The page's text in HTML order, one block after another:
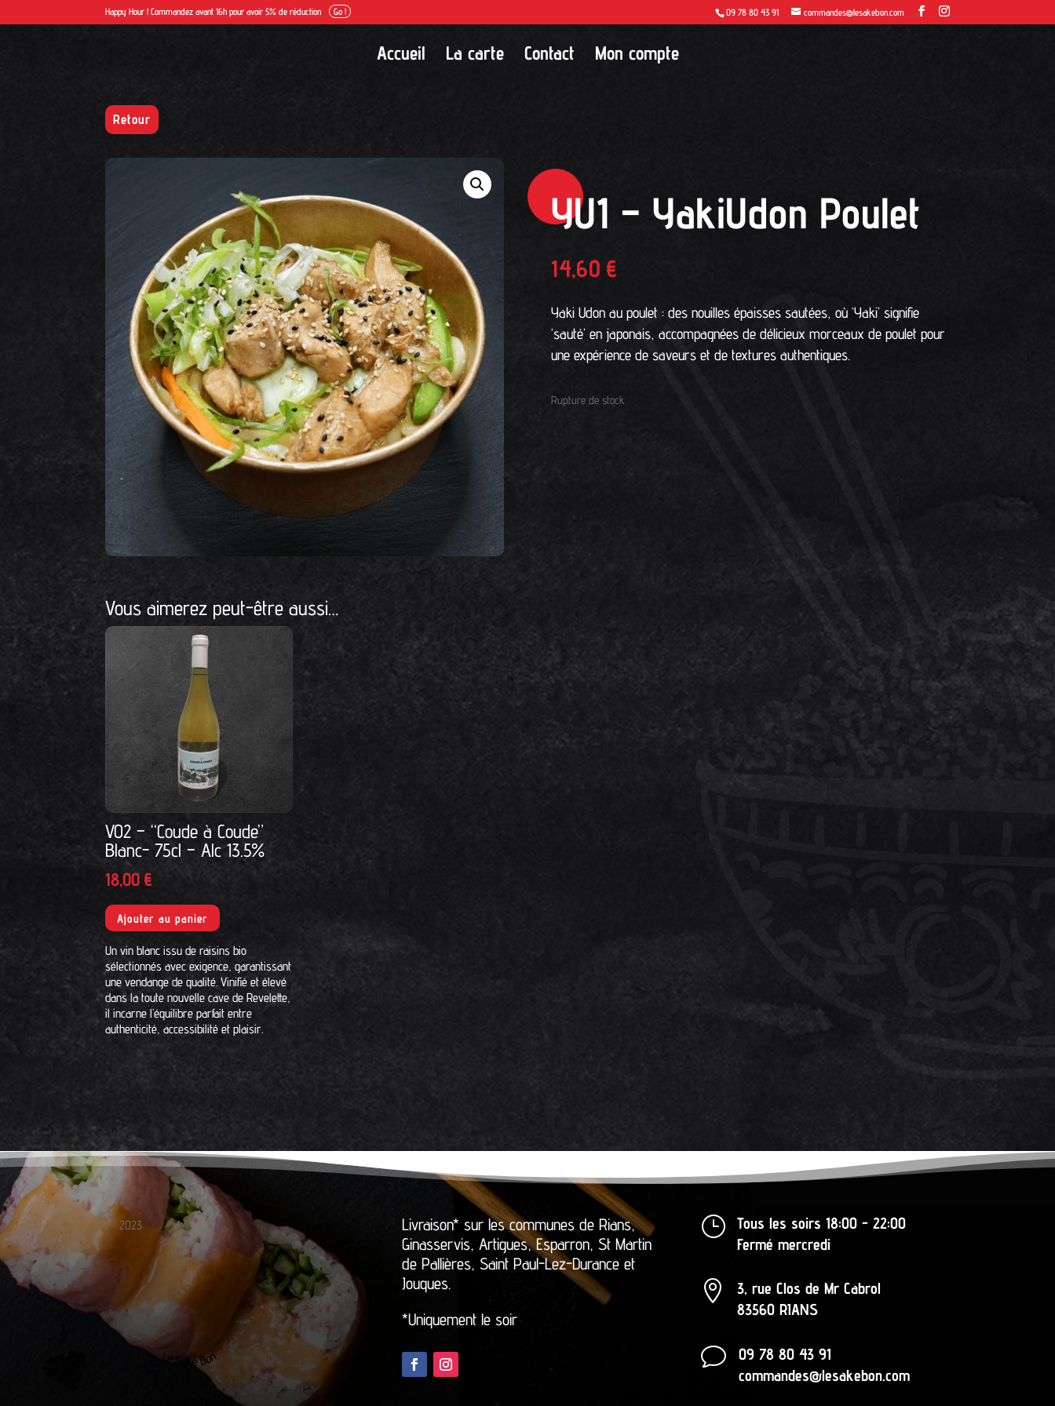
Happy Hour ! Commandez avant 16h pour avoir 5% de réduction Go ! 09 78 80 43 91 commandes@lesakebon.com
Accueil La carte Contact Mon compte
Retour
YU1 – YakiUdon Poulet
14,60 €
Yaki Udon au poulet : des nouilles épaisses sautées, où ‘Yaki’ signifie
‘sauté’ en japonais, accompagnées de délicieux morceaux de poulet pour
une expérience de saveurs et de textures authentiques.
Rupture de stock
Vous aimerez peut-être aussi…
V02 – “Coude à Coude”
Blanc- 75cl – Alc 13.5%
18,00€
Ajouter au panier
Un vin blanc issu de raisins bio
sélectionnés avec exigence, garantissant
une vendange de qualité. Vinifié et élevé
dans la toute nouvelle cave de Revelette,
il incarne l’équilibre parfait entre
authenticité, accessibilité et plaisir.
2023
Le Saké Bon
Livraison* sur les communes de Rians,
Ginasservis, Artigues, Esparron, St Martin
de Pallières, Saint Paul-Lez-Durance et
Jouques.
*Uniquement le soir
}
Tous les soirs 18:00 - 22:00
Fermé mercredi

3, rue Clos de Mr Cabrol
83560 RIANS
v
09 78 80 43 91
commandes@lesakebon.com